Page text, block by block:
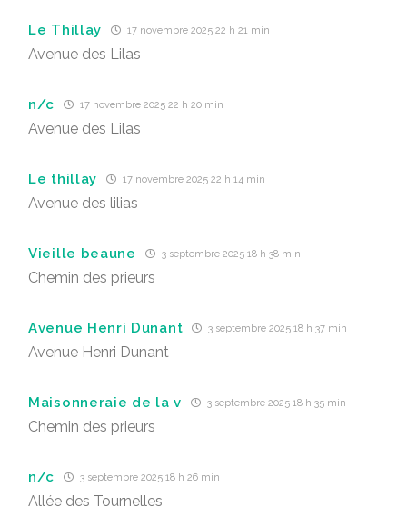
Le Thillay 17 novembre 2025 22 h 21 min
Avenue des Lilas
n/c 17 novembre 2025 22 h 20 min
Avenue des Lilas
Le thillay 17 novembre 2025 22 h 14 min
Avenue des lilias
Vieille beaune 3 septembre 2025 18 h 38 min
Chemin des prieurs
Avenue Henri Dunant 3 septembre 2025 18 h 37 min
Avenue Henri Dunant
Maisonneraie de la v 3 septembre 2025 18 h 35 min
Chemin des prieurs
n/c 3 septembre 2025 18 h 26 min
Allée des Tournelles